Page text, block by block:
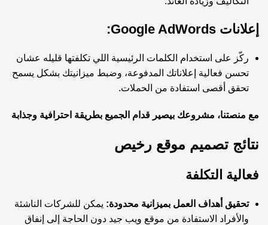
إعلانات Google AdWords:
ركّز على استخدام الكلمات الرئيسية اللي تكلفتها قليله عشان
تحسن فعالية إعلاناتك المدفوعة، وضبط ميزانيتك بشكل يسمح
تحقق أقصى استفادة من الحملات.
مع منصتنا، مشروعك بيصير قدام الجميع بطريقة احترافية وجذابة
نتائج تصميم موقع رخيص
فعالية التكلفة
تحقيق أهداف العمل بميزانية محدودة: يمكن للشركات الناشئة
والأفراد الاستفادة من موقع ويب جيد دون الحاجة إلى إنفاق